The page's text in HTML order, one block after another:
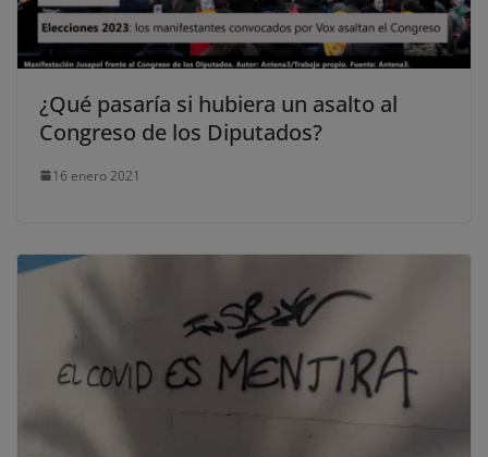
¿Qué pasaría si hubiera un asalto al
Congreso de los Diputados?
16 enero 2021